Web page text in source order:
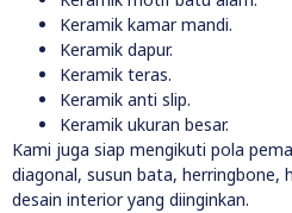
Keramik kamar mandi.
Keramik dapur.
Keramik teras.
Keramik anti slip.
Keramik ukuran besar.
Kami juga siap mengikuti pola
diagonal, susun bata, herringbone,
desain interior yang diinginkan.